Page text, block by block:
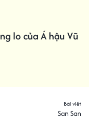
lo của Á hậu Vũ
Bài viết
San San